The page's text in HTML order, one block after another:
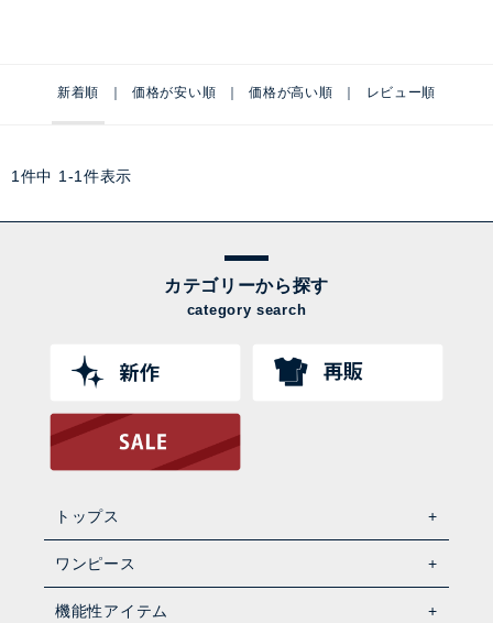
新着順 価格が安い順 価格が高い順 レビュー順
1 件中 1 -1 件表示
カテゴリーから探す
category search
トップス
ワンピース
機能性アイテム